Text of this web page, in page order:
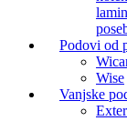
Podovi od
Wise
Vanjske